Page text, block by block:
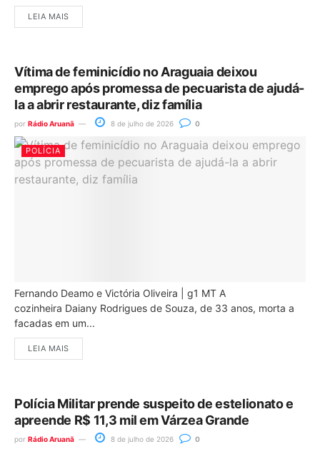
LEIA MAIS
Vítima de feminicídio no Araguaia deixou
emprego após promessa de pecuarista de ajudá-
la a abrir restaurante, diz família
por Rádio Aruanã 8 de julho de 2026 0
POLÍCIA
Fernando Deamo e Victória Oliveira | g1 MT A
cozinheira Daiany Rodrigues de Souza, de 33 anos, morta a
facadas em um...
LEIA MAIS
Polícia Militar prende suspeito de estelionato e
apreende R$ 11,3 mil em Várzea Grande
por Rádio Aruanã 8 de julho de 2026 0